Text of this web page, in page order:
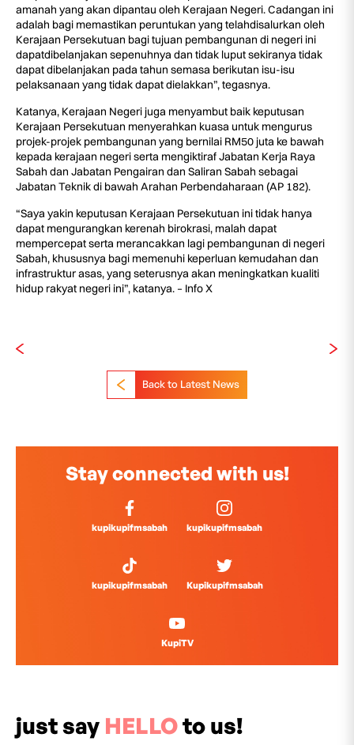
amanah yang akan dipantau oleh Kerajaan Negeri. Cadangan ini
adalah bagi memastikan peruntukan yang telahdisalurkan oleh
Kerajaan Persekutuan bagi tujuan pembangunan di negeri ini
dapatdibelanjakan sepenuhnya dan tidak luput sekiranya tidak
dapat dibelanjakan pada tahun semasa berikutan isu-isu
pelaksanaan yang tidak dapat dielakkan”, tegasnya.
Katanya, Kerajaan Negeri juga menyambut baik keputusan
Kerajaan Persekutuan menyerahkan kuasa untuk mengurus
projek-projek pembangunan yang bernilai RM50 juta ke bawah
kepada kerajaan negeri serta mengiktiraf Jabatan Kerja Raya
Sabah dan Jabatan Pengairan dan Saliran Sabah sebagai
Jabatan Teknik di bawah Arahan Perbendaharaan (AP 182).
“Saya yakin keputusan Kerajaan Persekutuan ini tidak hanya
dapat mengurangkan kerenah birokrasi, malah dapat
mempercepat serta merancakkan lagi pembangunan di negeri
Sabah, khususnya bagi memenuhi keperluan kemudahan dan
infrastruktur asas, yang seterusnya akan meningkatkan kualiti
hidup rakyat negeri ini”, katanya. – Info X
Back to Latest News
Stay connected with us!
kupikupifmsabah kupikupifmsabah
kupikupifmsabah Kupikupifmsabah
KupiTV
just say HELLOto us!